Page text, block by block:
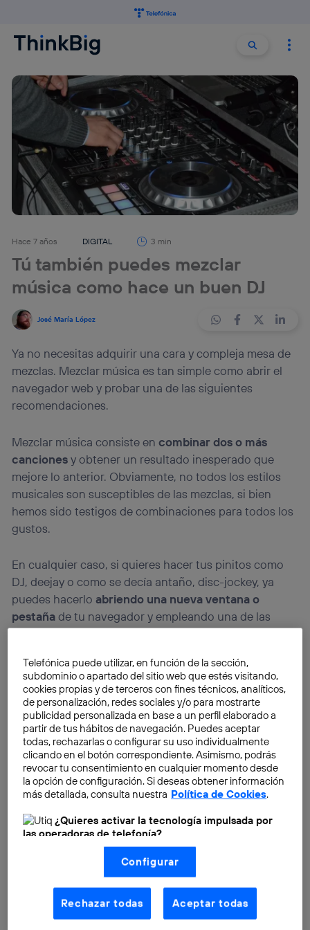
Buscar
Hace 7 años DIGITAL 3 min
Tú también puedes mezclar
música como hace un buen DJ
José María López
Ya no necesitas adquirir una cara y compleja mesa de
mezclas. Mezclar música es tan simple como abrir el
navegador web y probar una de las siguientes
recomendaciones.
Mezclar música consiste encombinar dos o más
cancionesy obtener un resultado inesperado que
mejore lo anterior. Obviamente, no todos los estilos
musicales son susceptibles de las mezclas, si bien
hemos sido testigos de combinaciones para todos los
gustos.
En cualquier caso, si quieres hacer tus pinitos como
DJ, deejay o como se decía antaño, disc-jockey, ya
puedes hacerlo abriendo una nueva ventana o
pestañade tu navegador y empleando una de las
muchas soluciones disponibles. Tan fáciles de usar
botones. Eso si no tienes nociones previas, y si las
tienes, estas mesas de mezcla virtuales te resultarán
más cómodas que las mesas clásicas.
Telefónica puede utilizar, en función de la sección,
subdominio o apartado del sitio web que estés visitando,
cookies propias y de terceros con fines técnicos, analíticos,
de personalización, redes sociales y/o para mostrarte
publicidad personalizada en base a un perfil elaborado a
partir de tus hábitos de navegación. Puedes aceptar
todas, rechazarlas o configurar su uso individualmente
clicando en el botón correspondiente. Asimismo, podrás
revocar tu consentimiento en cualquier momento desde
la opción de configuración. Si deseas obtener información
más detallada, consulta nuestra Política de Cookies.
¿Quieres activar la tecnología impulsada por
las operadoras de telefonía?
Nosotros, Telefónica S.A., utilizamos la tecnología Utiq para
realizar nuestras acciones de marketing digital o análisis
(como se describe en este aviso de consentimiento)
basadas en tu navegación en nuestra(s) web(s)
aquí (solo cuando utilizas una conexión a
internet habilitada , proporcionada por una de las
operadoras de telefonía participantes, y otorgas tu
Configurar
Rechazar todas Aceptar todas